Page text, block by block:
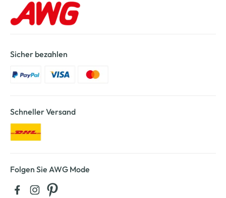
Sicher bezahlen
Schneller Versand
Folgen Sie AWG Mode